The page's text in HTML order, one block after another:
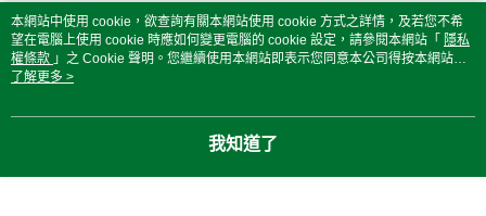
熱門標籤
本網站中使用 cookie，欲查詢有關本網站使用 cookie 方式之詳情，及若您不希
望在電腦上使用 cookie 時應如何變更電腦的 cookie 設定，請參閱本網站「 隱私
權條款 」之 Cookie 聲明。您繼續使用本網站即表示您同意本公司得按本網站使
用條款之 Cookie 聲明使用 cookie。
了解更多 >
我知道了